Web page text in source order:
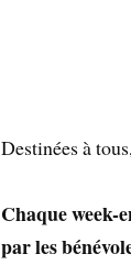
Destinées à
Chaque week-
par les